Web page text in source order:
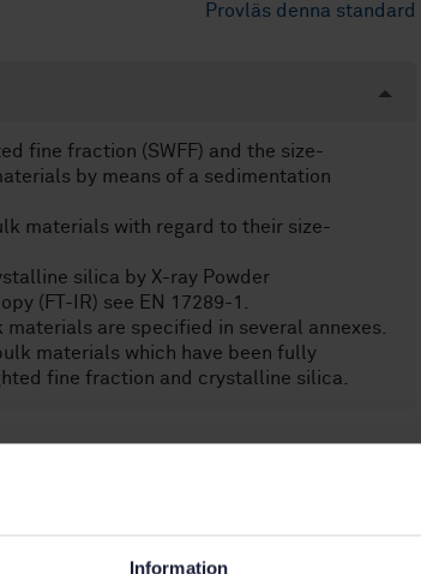
Information
Provläs denna standard
fine fraction (SWFF) and the size-
by means of a sedimentation
materials with regard to their size-
silica by X-ray Powder
(FT-IR) see EN 17289-1.
are specified in several annexes.
materials which have been fully
fine fraction and crystalline silica.